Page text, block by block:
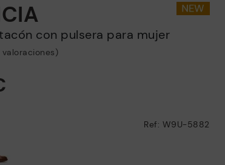
tacón con pulsera para mujer
valoraciones)
Ref: W9U-5882